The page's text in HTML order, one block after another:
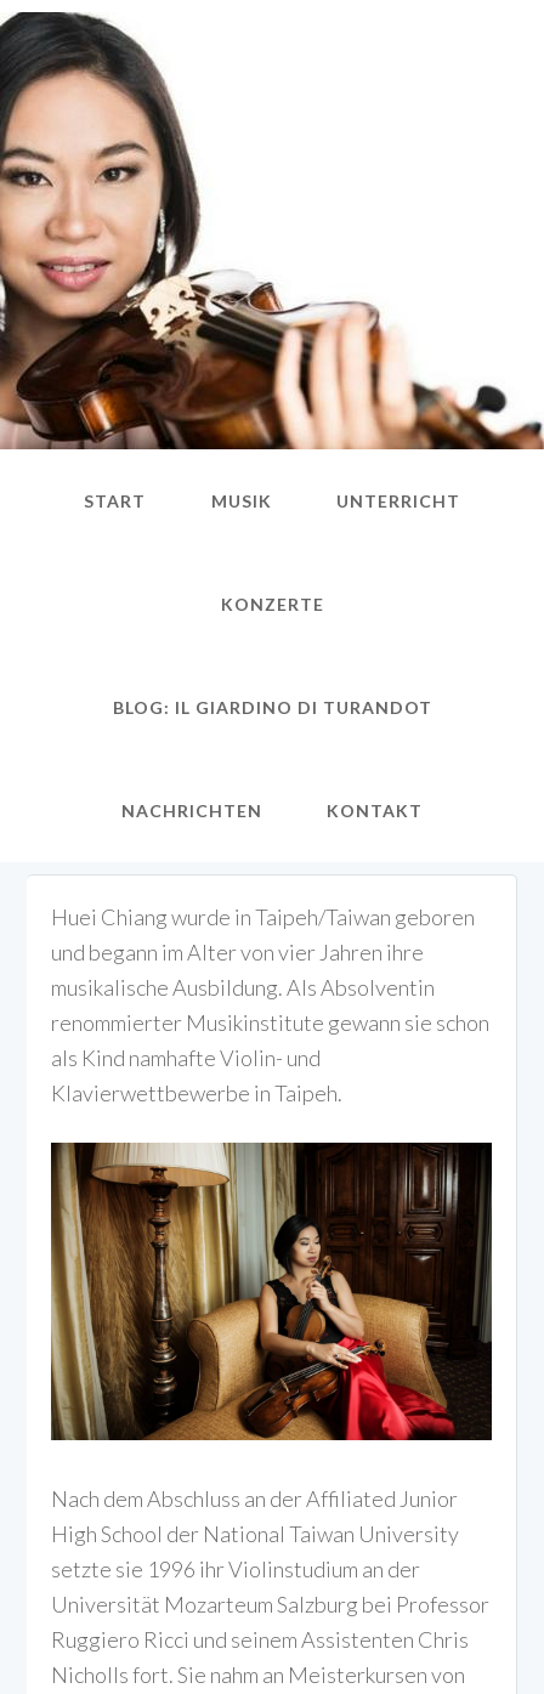
START MUSIK UNTERRICHT
KONZERTE
BLOG: IL GIARDINO DI TURANDOT
NACHRICHTEN KONTAKT
Huei Chiang wurde in Taipeh/Taiwan geboren
und begann im Alter von vier Jahren ihre
musikalische Ausbildung. Als Absolventin
renommierter Musikinstitute gewann sie schon
als Kind namhafte Violin- und
Klavierwettbewerbe in Taipeh.
Nach dem Abschluss an der Affiliated Junior
High School der National Taiwan University
setzte sie 1996 ihr Violinstudium an der
Universität Mozarteum Salzburg bei Professor
Ruggiero Ricci und seinem Assistenten Chris
Nicholls fort. Sie nahm an Meisterkursen von